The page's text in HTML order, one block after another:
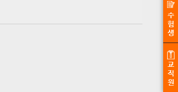
수
험
생
교
직
원